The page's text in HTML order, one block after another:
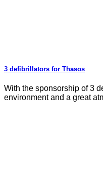
3 defibrillators for Thasos
With the sponsorship of 3
environment and a great